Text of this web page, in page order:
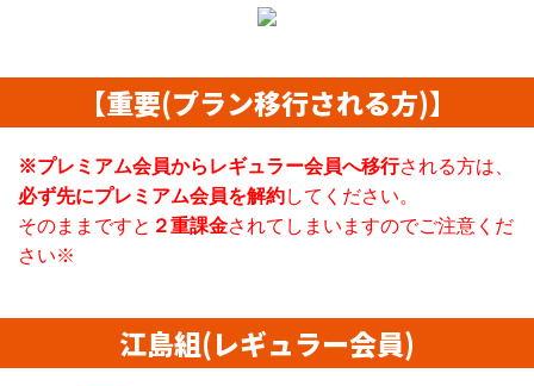
【重要(プラン移行される方)】
※プレミアム会員からレギュラー会員へ移行される方は、
必ず先にプレミアム会員を解約してください。
そのままですと ２重課金されてしまいますのでご注意くだ
さい※
江島組(レギュラー会員)